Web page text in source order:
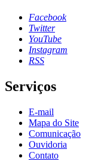
Facebook
Twitter
YouTube
Instagram
RSS
Serviços
E-mail
Mapa do Site
Comunicação
Ouvidoria
Contato